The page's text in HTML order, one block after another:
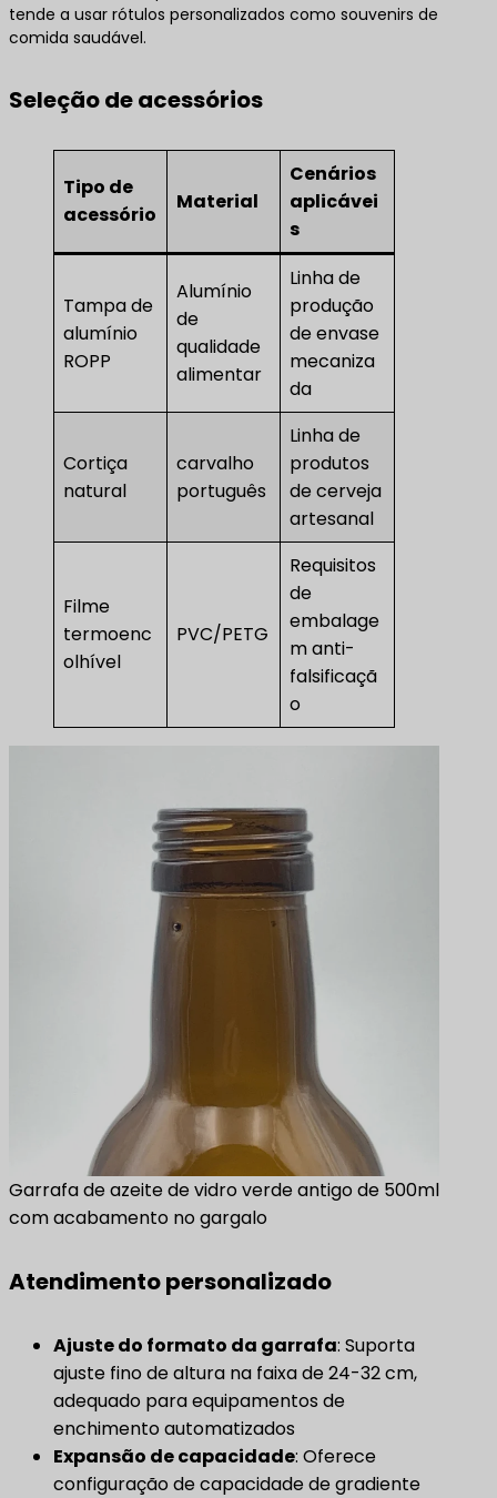
tende a usar rótulos personalizados como souvenirs de
comida saudável.
Seleção de acessórios
Tipo de
acessório
Material
Cenários
aplicávei
s
Tampa de
alumínio
ROPP
Alumínio
de
qualidade
alimentar
Linha de
produção
de envase
mecaniza
da
Cortiça
natural
carvalho
português
Linha de
produtos
de cerveja
artesanal
Filme
termoenc
olhível
PVC/PETG
Requisitos
de
embalage
m anti-
falsificaçã
o
Garrafa de azeite de vidro verde antigo de 500ml
com acabamento no gargalo
Atendimento personalizado
Ajuste do formato da garrafa: Suporta
ajuste fino de altura na faixa de 24-32 cm,
adequado para equipamentos de
enchimento automatizados
Expansão de capacidade: Oferece
configuração de capacidade de gradiente